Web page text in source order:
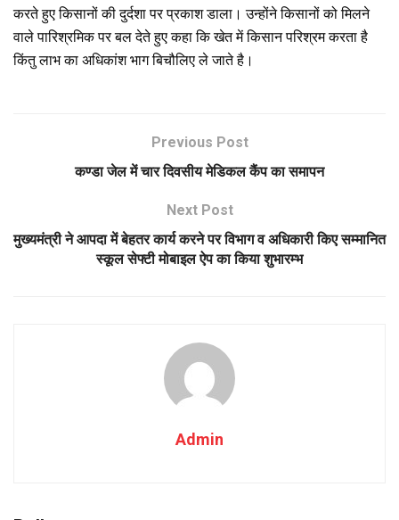
करते हुए किसानों की दुर्दशा पर प्रकाश डाला। उन्होंने किसानों को मिलने
वाले पारिश्रमिक पर बल देते हुए कहा कि खेत में किसान परिश्रम करता है
किंतु लाभ का अधिकांश भाग बिचौलिए ले जाते है।
Previous Post
कण्डा जेल में चार दिवसीय मेडिकल कैंप का समापन
Next Post
मुख्यमंत्री ने आपदा में बेहतर कार्य करने पर विभाग व अधिकारी किए सम्मानित
स्कूल सेफ्टी मोबाइल ऐप का किया शुभारम्भ
Admin